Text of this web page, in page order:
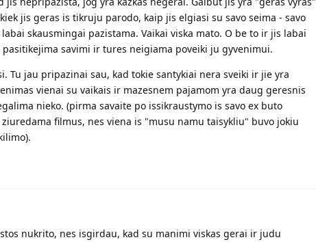
jis geras is tikruju parodo, kaip jis elgiasi su savo seima - savo
skausmingai pazistama. Vaikai viska mato. O be to ir jis labai
savimi ir tures neigiama poveiki ju gyvenimui.
Tu jau pripazinai sau, kad tokie santykiai nera sveiki ir jie yra
vienai su vaikais ir mazesnem pajamom yra daug geresnis
nieko. (pirma savaite po issikraustymo is savo ex buto
filmus, nes viena is "musu namu taisykliu" buvo jokiu
nukrito, nes isgirdau, kad su manimi viskas gerai ir judu